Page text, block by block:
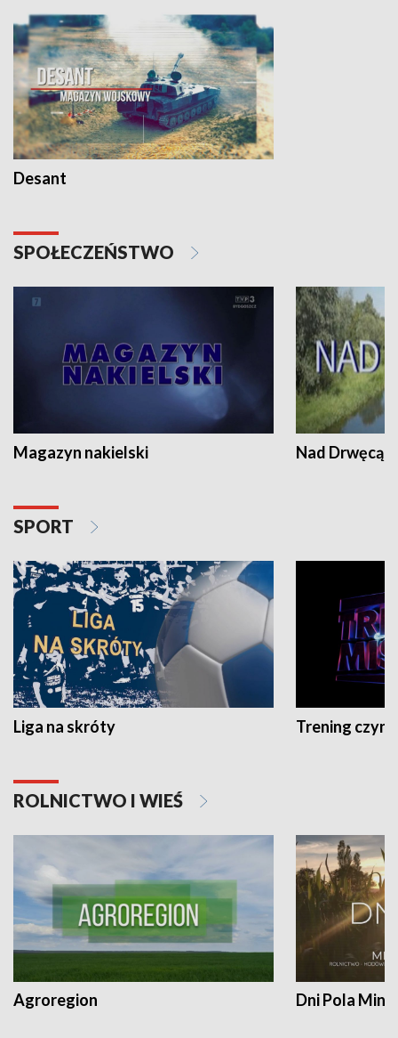
Desant
SPOŁECZEŃSTWO
Magazyn nakielski Nad Drwęcą
SPORT
Liga na skróty Trening czyni
ROLNICTWO I WIEŚ
Agroregion Dni Pola